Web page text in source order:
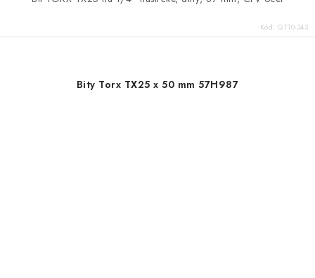
Kód: GT10-343
Bity Torx TX25 x 50 mm 57H987